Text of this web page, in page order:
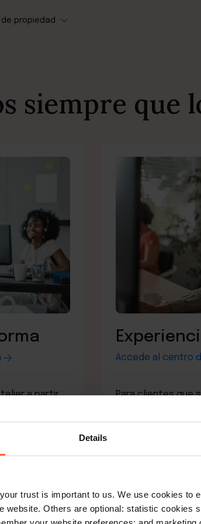
Details
trust is important to us. We use cookies to
website. Others are optional: statistic cookies
de propiedad
siempre que
a partir
nueva
Accede al centro
Para clientes que